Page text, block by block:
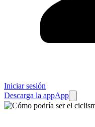
Iniciar sesión
Descarga la appApp